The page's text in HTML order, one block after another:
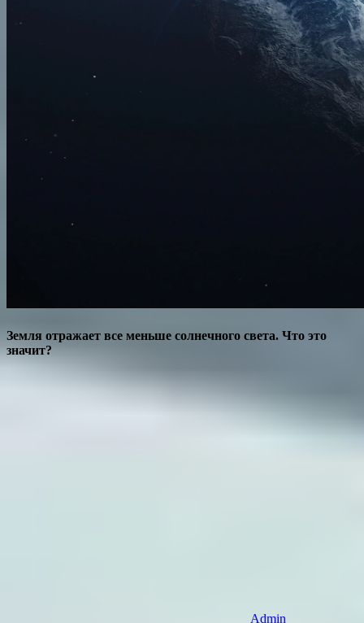
Земля отражает все меньше солнечного света. Что это
значит?
Admin